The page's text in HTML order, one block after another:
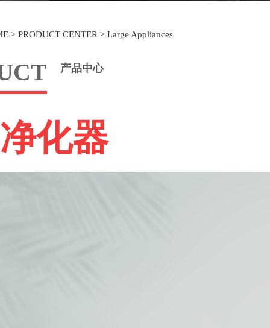
产品中心
化器
> PRODUCT CENTER > Large Appliances